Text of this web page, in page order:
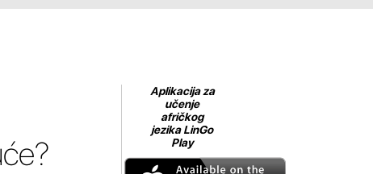
Aplikacija za
učenje
afričkog
jezika LinGo
Play